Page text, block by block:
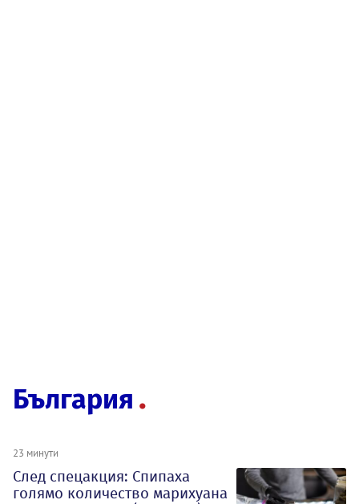
България
23 минути
След спецакция: Спипаха
голямо количество марихуана